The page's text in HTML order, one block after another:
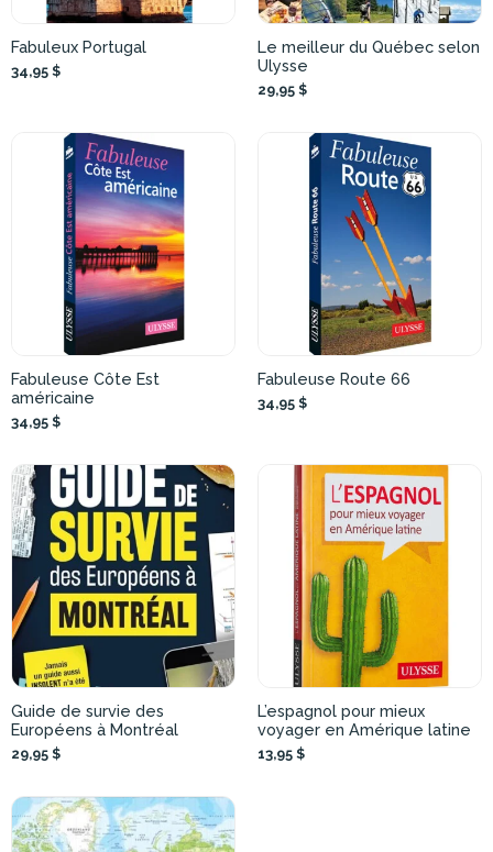
Fabuleux Portugal
34,95 $
Le meilleur du Québec selon
Ulysse
29,95 $
Fabuleuse Côte Est
américaine
34,95 $
Fabuleuse Route 66
34,95 $
Guide de survie des
Européens à Montréal
29,95 $
L’espagnol pour mieux
voyager en Amérique latine
13,95 $